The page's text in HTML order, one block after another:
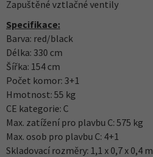
Zapuštěné vztlačné ventily
Specifikace:
Barva: red/black
Délka: 330 cm
Šířka: 154 cm
Počet komor: 3+1
Hmotnost: 55 kg
CE kategorie: C
Max. zatížení pro plavbu C: 575 kg
Max. osob pro plavbu C: 4+1
Skladovací rozměry: 1,1 x 0,7 x 0,4 m